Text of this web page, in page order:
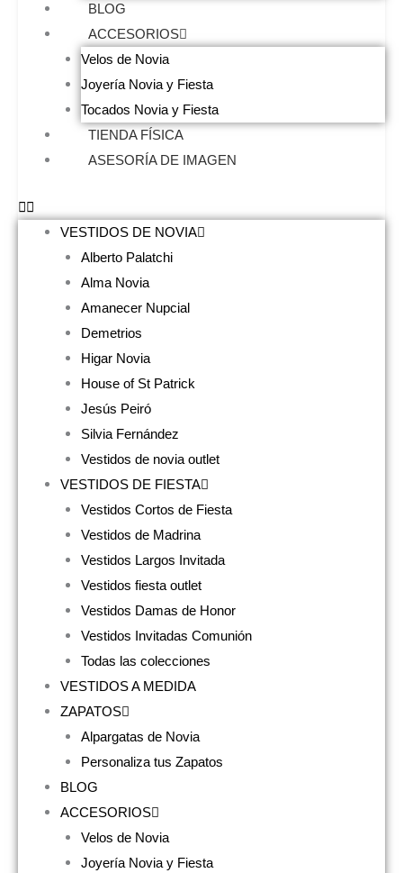
BLOG
ACCESORIOS
Velos de Novia
Joyería Novia y Fiesta
Tocados Novia y Fiesta
TIENDA FÍSICA
ASESORÍA DE IMAGEN
VESTIDOS DE NOVIA
Alberto Palatchi
Alma Novia
Amanecer Nupcial
Demetrios
Higar Novia
House of St Patrick
Jesús Peiró
Silvia Fernández
Vestidos de novia outlet
VESTIDOS DE FIESTA
Vestidos Cortos de Fiesta
Vestidos de Madrina
Vestidos Largos Invitada
Vestidos fiesta outlet
Vestidos Damas de Honor
Vestidos Invitadas Comunión
Todas las colecciones
VESTIDOS A MEDIDA
ZAPATOS
Alpargatas de Novia
Personaliza tus Zapatos
BLOG
ACCESORIOS
Velos de Novia
Joyería Novia y Fiesta